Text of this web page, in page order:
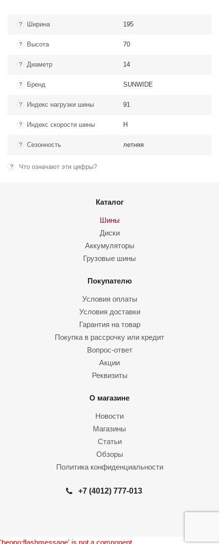
? Ширина 195
? Высота 70
? Диаметр 14
? Бренд SUNWIDE
? Индекс нагрузки шины 91
? Индекс скорости шины H
? Сезонность летняя
? Что означают эти цифры?
Каталог
Шины
Диски
Аккумуляторы
Грузовые шины
Покупателю
Условия оплаты
Условия доставки
Гарантия на товар
Покупка в рассрочку или кредит
Вопрос-ответ
Акции
Реквизиты
О магазине
Новости
Магазины
Статьи
Обзоры
Политика конфиденциальности
+7 (4012) 777-013
'beono:flashmessage' is not a component